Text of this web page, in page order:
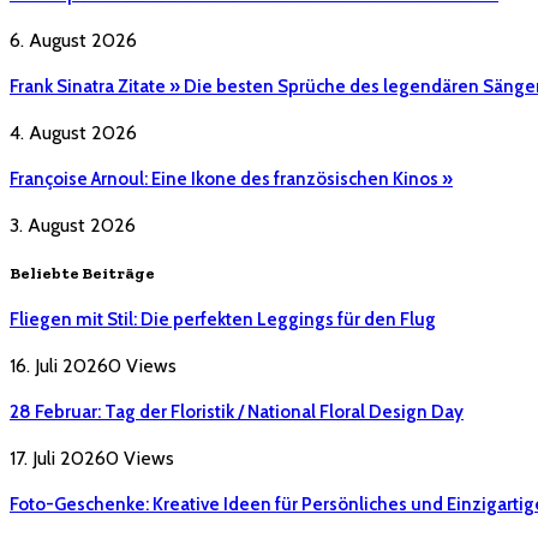
6. August 2026
Frank Sinatra Zitate » Die besten Sprüche des legendären
4. August 2026
Françoise Arnoul: Eine Ikone des französischen Kinos »
3. August 2026
Beliebte Beiträge
Fliegen mit Stil: Die perfekten Leggings für den Flug
16. Juli 20260 Views
28 Februar: Tag der Floristik / National Floral Design Day
17. Juli 20260 Views
Foto-Geschenke: Kreative Ideen für Persönliches und